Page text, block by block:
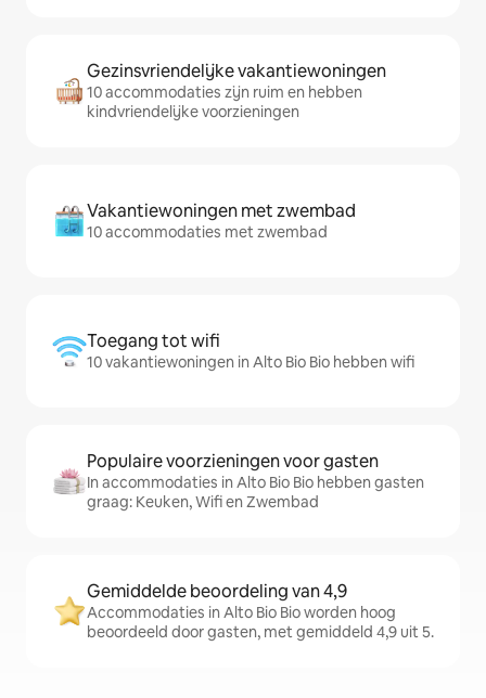
Gezinsvriendelijke vakantiewoningen
10 accommodaties zijn ruim en hebben
kindvriendelijke voorzieningen
Vakantiewoningen met zwembad
10 accommodaties met zwembad
Toegang tot wifi
10 vakantiewoningen in Alto Bio Bio hebben wifi
Populaire voorzieningen voor gasten
In accommodaties in Alto Bio Bio hebben gasten
graag: Keuken, Wifi en Zwembad
Gemiddelde beoordeling van 4,9
Accommodaties in Alto Bio Bio worden hoog
beoordeeld door gasten, met gemiddeld 4,9 uit 5.